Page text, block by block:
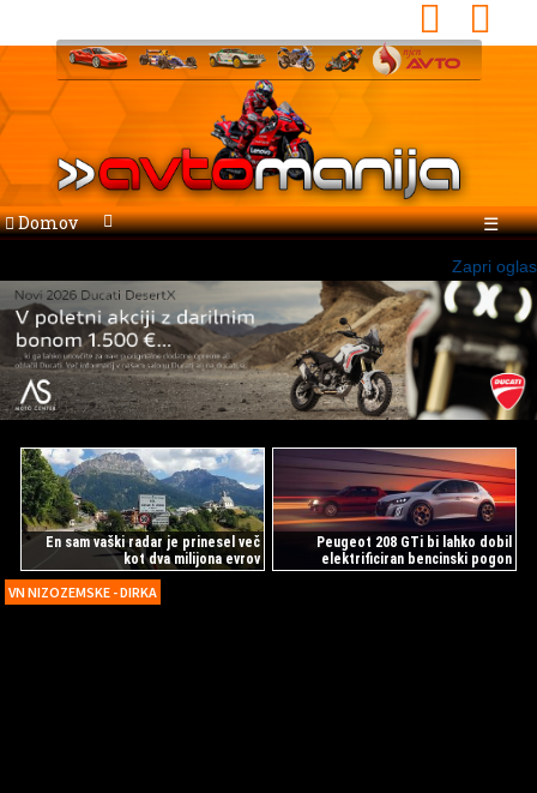
Domov ☰
Zapri oglas
En sam vaški radar je prinesel več
kot dva milijona evrov
Peugeot 208 GTi bi lahko dobil
elektrificiran bencinski pogon
VN NIZOZEMSKE - DIRKA